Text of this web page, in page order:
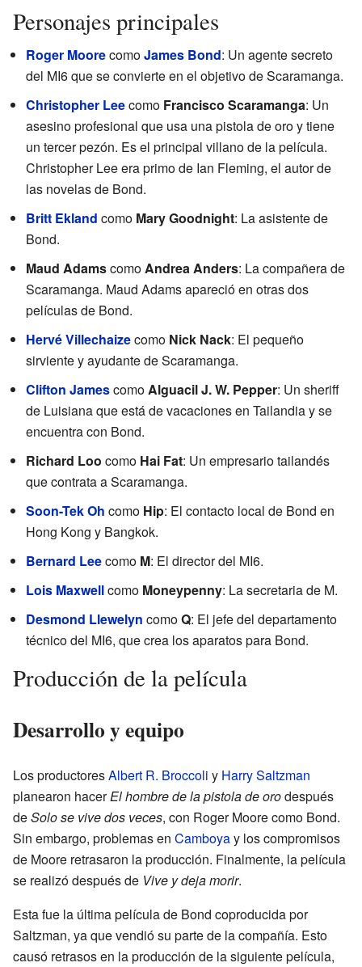
Personajes principales
Roger MoorecomoJames Bond: Un agente secreto
del MI6 que se convierte en el objetivo de Scaramanga.
Christopher Leecomo Francisco Scaramanga: Un
asesino profesional que usa una pistola de oro y tiene
un tercer pezón. Es el principal villano de la película.
Christopher Lee era primo de Ian Fleming, el autor de
las novelas de Bond.
Britt Ekland como Mary Goodnight: La asistente de
Bond.
Maud AdamscomoAndrea Anders: La compañera de
Scaramanga. Maud Adams apareció en otras dos
películas de Bond.
Hervé Villechaizecomo Nick Nack: El pequeño
sirviente y ayudante de Scaramanga.
Clifton JamescomoAlguacil J. W. Pepper: Un sheriff
de Luisiana que está de vacaciones en Tailandia y se
encuentra con Bond.
Richard Loo como Hai Fat: Un empresario tailandés
que contrata a Scaramanga.
Soon-Tek Oh como Hip: El contacto local de Bond en
Hong Kong y Bangkok.
Bernard Leecomo M: El director del MI6.
Lois Maxwellcomo Moneypenny: La secretaria de M.
Desmond Llewelyn comoQ: El jefe del departamento
técnico del MI6, que crea los aparatos para Bond.
Producción de la película
Desarrollo y equipo
Los productoresAlbert R. Broccoli y Harry Saltzman
planearon hacerEl hombre de la pistola de orodespués
deSolo se vive dos veces, con Roger Moore como Bond.
Sin embargo, problemas en Camboyay los compromisos
de Moore retrasaron la producción. Finalmente, la película
se realizó después de Vive y deja morir.
Esta fue la última película de Bond coproducida por
Saltzman, ya que vendió su parte de la compañía. Esto
causó retrasos en la producción de la siguiente película,